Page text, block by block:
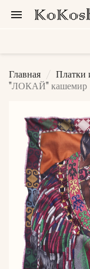

Главная Платки
"ЛОКАЙ" кашемир